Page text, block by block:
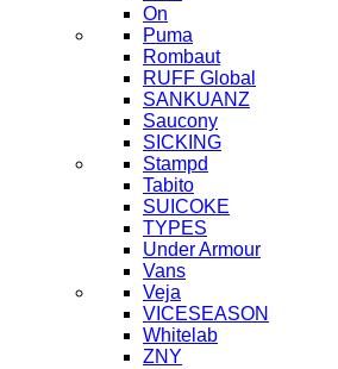
On
Puma
Rombaut
RUFF Global
SANKUANZ
Saucony
SICKING
Stampd
Tabito
SUICOKE
TYPES
Under Armour
Vans
Veja
VICESEASON
Whitelab
ZNY